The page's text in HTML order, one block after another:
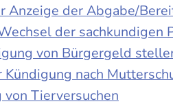
Anzeige der Abgabe/
der sachkundigen
von Bürgergeld
nach
Tierversuchen